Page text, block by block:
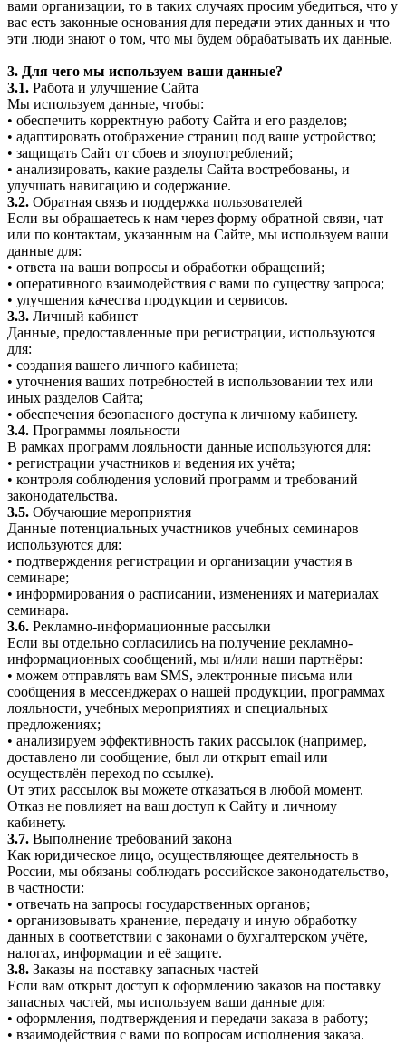
вами организации, то в таких случаях просим убедиться, что у
вас есть законные основания для передачи этих данных и что
эти люди знают о том, что мы будем обрабатывать их данные.
3. Для чего мы используем ваши данные?
3.1. Работа и улучшение Сайта
Мы используем данные, чтобы:
• обеспечить корректную работу Сайта и его разделов;
• адаптировать отображение страниц под ваше устройство;
• защищать Сайт от сбоев и злоупотреблений;
• анализировать, какие разделы Сайта востребованы, и
улучшать навигацию и содержание.
3.2. Обратная связь и поддержка пользователей
Если вы обращаетесь к нам через форму обратной связи, чат
или по контактам, указанным на Сайте, мы используем ваши
данные для:
• ответа на ваши вопросы и обработки обращений;
• оперативного взаимодействия с вами по существу запроса;
• улучшения качества продукции и сервисов.
3.3. Личный кабинет
Данные, предоставленные при регистрации, используются
для:
• создания вашего личного кабинета;
• уточнения ваших потребностей в использовании тех или
иных разделов Сайта;
• обеспечения безопасного доступа к личному кабинету.
3.4. Программы лояльности
В рамках программ лояльности данные используются для:
• регистрации участников и ведения их учёта;
• контроля соблюдения условий программ и требований
законодательства.
3.5. Обучающие мероприятия
Данные потенциальных участников учебных семинаров
используются для:
• подтверждения регистрации и организации участия в
семинаре;
• информирования о расписании, изменениях и материалах
семинара.
3.6. Рекламно-информационные рассылки
Если вы отдельно согласились на получение рекламно-
информационных сообщений, мы и/или наши партнёры:
• можем отправлять вам SMS, электронные письма или
сообщения в мессенджерах о нашей продукции, программах
лояльности, учебных мероприятиях и специальных
предложениях;
• анализируем эффективность таких рассылок (например,
доставлено ли сообщение, был ли открыт email или
осуществлён переход по ссылке).
От этих рассылок вы можете отказаться в любой момент.
Отказ не повлияет на ваш доступ к Сайту и личному
кабинету.
3.7. Выполнение требований закона
Как юридическое лицо, осуществляющее деятельность в
России, мы обязаны соблюдать российское законодательство,
в частности:
• отвечать на запросы государственных органов;
• организовывать хранение, передачу и иную обработку
данных в соответствии с законами о бухгалтерском учёте,
налогах, информации и её защите.
3.8. Заказы на поставку запасных частей
Если вам открыт доступ к оформлению заказов на поставку
запасных частей, мы используем ваши данные для:
• оформления, подтверждения и передачи заказа в работу;
• взаимодействия с вами по вопросам исполнения заказа.